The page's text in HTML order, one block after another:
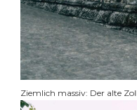
Ziemlich massiv: Der alte